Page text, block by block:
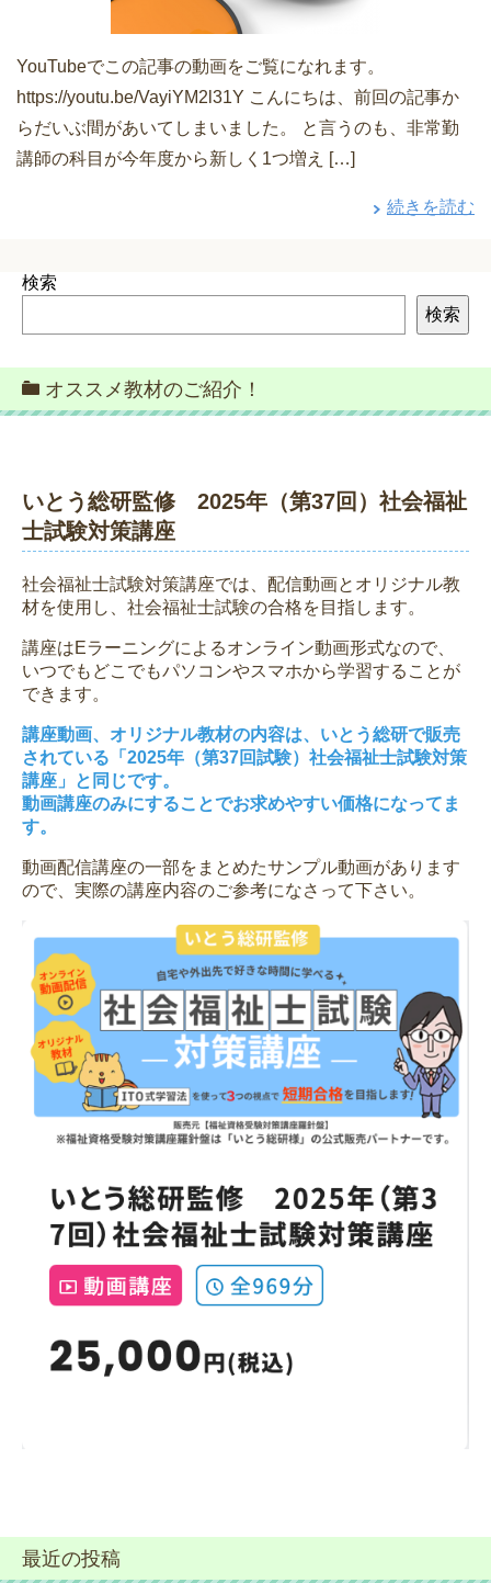
YouTubeでこの記事の動画をご覧になれます。
https://youtu.be/VayiYM2l31Y こんにちは、前回の記事か
らだいぶ間があいてしまいました。 と言うのも、非常勤
講師の科目が今年度から新しく1つ増え […]
続きを読む
検索
検索
オススメ教材のご紹介！
いとう総研監修 2025年（第37回）社会福祉
士試験対策講座
社会福祉士試験対策講座では、配信動画とオリジナル教
材を使用し、社会福祉士試験の合格を目指します。
講座はEラーニングによるオンライン動画形式なので、
いつでもどこでもパソコンやスマホから学習することが
できます。
講座動画、オリジナル教材の内容は、いとう総研で販売
されている「2025年（第37回試験）社会福祉士試験対策
講座」と同じです。
動画講座のみにすることでお求めやすい価格になってま
す。
動画配信講座の一部をまとめたサンプル動画があります
ので、実際の講座内容のご参考になさって下さい。
最近の投稿